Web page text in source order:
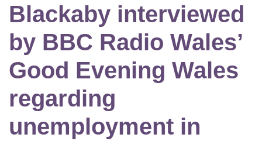
Blackaby interviewed
by BBC Radio Wales’
Good Evening Wales
regarding
unemployment in